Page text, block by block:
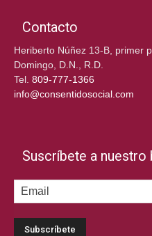
Contacto
Heriberto Núñez 13-B, primer
Domingo, D.N., R.D.
Tel. 809-777-1366
info@consentidosocial.com
Suscríbete a nuestro